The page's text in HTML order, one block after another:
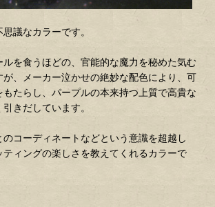
議なカラーです。
を食うほどの、官能的な魔力を秘めた気む
、メーカー泣かせの絶妙な配色により、可
たらし、パープルの本来持つ上質で高貴な
きだしています。
コーディネートなどという意識を超越し
ティングの楽しさを教えてくれるカラーで